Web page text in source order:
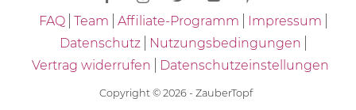
FAQ Team Affiliate-Programm
Impressum
Datenschutz
Nutzungsbedingungen
Vertrag widerrufen
Datenschutzeinstellungen
Copyright © 2026 - ZauberTopf